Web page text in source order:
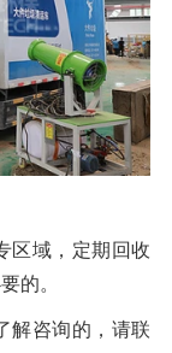
区域，定期回收
的。
解咨询的，请联